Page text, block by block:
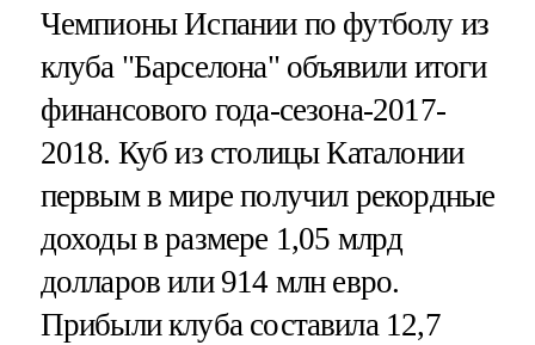
Чемпионы Испании по футболу из
клуба "Барселона" объявили итоги
финансового года-сезона-2017-
2018. Куб из столицы Каталонии
первым в мире получил рекордные
доходы в размере 1,05 млрд
долларов или 914 млн евро.
Прибыли клуба составила 12,7